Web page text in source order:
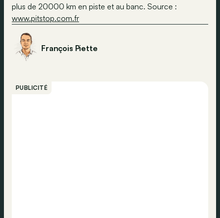
plus de 20000 km en piste et au banc. Source :
www.pitstop.com.fr
François Piette
PUBLICITÉ